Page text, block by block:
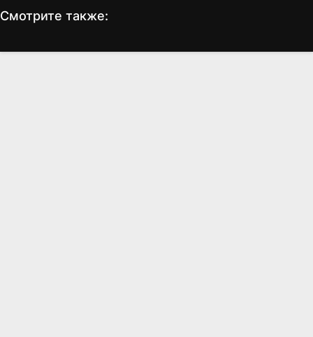
Смотрите также:
Зена - Королева Воинов Бетховен 4